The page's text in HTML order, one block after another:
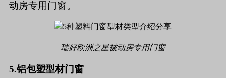
动房专用门窗。
瑞好欧洲之星被动房专用门窗
5.铝包塑型材门窗